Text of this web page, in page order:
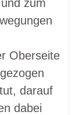
zum
Oberseite
darauf
dabei